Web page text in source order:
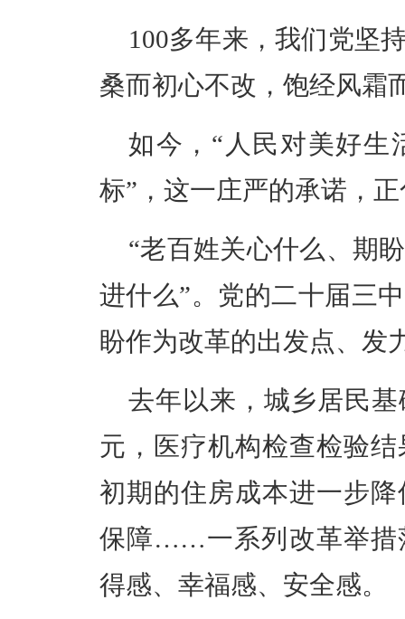
100多年来，我们党坚
桑而初心不改，饱经风霜
如今，“人民对美好生
标”，这一庄严的承诺，
“老百姓关心什么、期
进什么”。党的二十届三
盼作为改革的出发点、发
去年以来，城乡居民
元，医疗机构检查检验
初期的住房成本进一步
保障……一系列改革举措
得感、幸福感、安全感。